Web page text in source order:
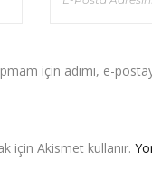
için adımı, e-
için Akismet kullanır.